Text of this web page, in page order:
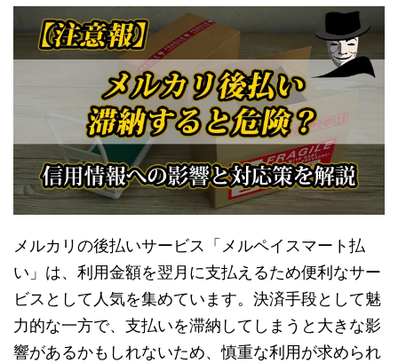
メルカリの後払いサービス「メルペイスマート払
い」は、利用金額を翌月に支払えるため便利なサー
ビスとして人気を集めています。決済手段として魅
力的な一方で、支払いを滞納してしまうと大きな影
響があるかもしれないため、慎重な利用が求められ